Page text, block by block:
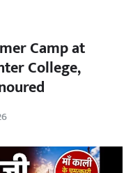
Camp at
College,